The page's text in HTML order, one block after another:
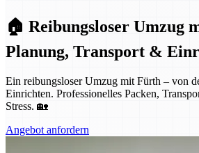
🏠 Reibungsloser Umzug
Planung, Transport &
Ein reibungsloser Umzug mit Fürth – von
Einrichten. Professionelles Packen,
Stress. 🏡
Angebot anfordern